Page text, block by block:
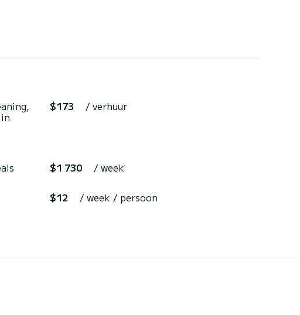
$173 / verhuur
$1 730 / week
$12 / week / persoon